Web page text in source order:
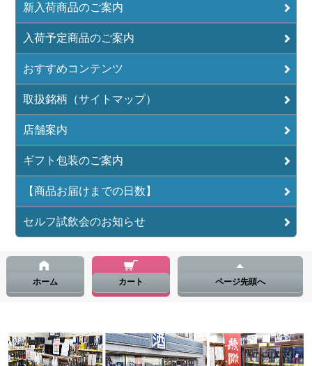
新入荷商品のご案内
入荷予定商品のご案内
おすすめコンテンツ
取扱銘柄（サイトマップ）
店舗案内
ギフト包装のご案内
【商品お届けまでの日数】
セルフ試飲会のお知らせ
ホーム カート ページ先頭へ